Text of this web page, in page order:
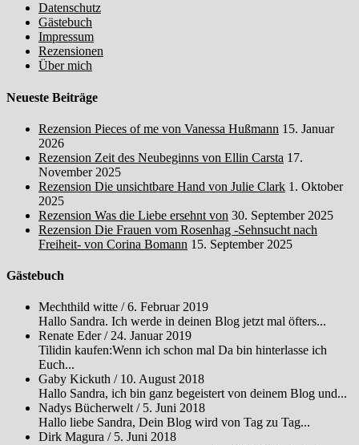
Datenschutz
Gästebuch
Impressum
Rezensionen
Über mich
Neueste Beiträge
Rezension Pieces of me von Vanessa Hußmann 15. Januar
2026
Rezension Zeit des Neubeginns von Ellin Carsta 17.
November 2025
Rezension Die unsichtbare Hand von Julie Clark 1. Oktober
2025
Rezension Was die Liebe ersehnt von 30. September 2025
Rezension Die Frauen vom Rosenhag -Sehnsucht nach
Freiheit- von Corina Bomann 15. September 2025
Gästebuch
Mechthild witte /6. Februar 2019
Hallo Sandra. Ich werde in deinen Blog jetzt mal öfters...
Renate Eder/ 24. Januar 2019
Tilidin kaufen:Wenn ich schon mal Da bin hinterlasse ich
Euch...
Gaby Kickuth / 10. August 2018
Hallo Sandra, ich bin ganz begeistert von deinem Blog und...
Nadys Bücherwelt / 5. Juni 2018
Hallo liebe Sandra, Dein Blog wird von Tag zu Tag...
Dirk Magura / 5. Juni 2018